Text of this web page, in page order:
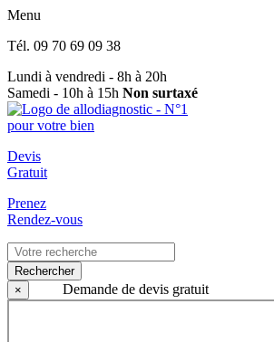
Menu
Tél. 09 70 69 09 38
Lundi à vendredi - 8h à 20h
Samedi - 10h à 15h Non surtaxé
Devis
Gratuit
Prenez
Rendez-vous
Rechercher
×
Demande de devis gratuit